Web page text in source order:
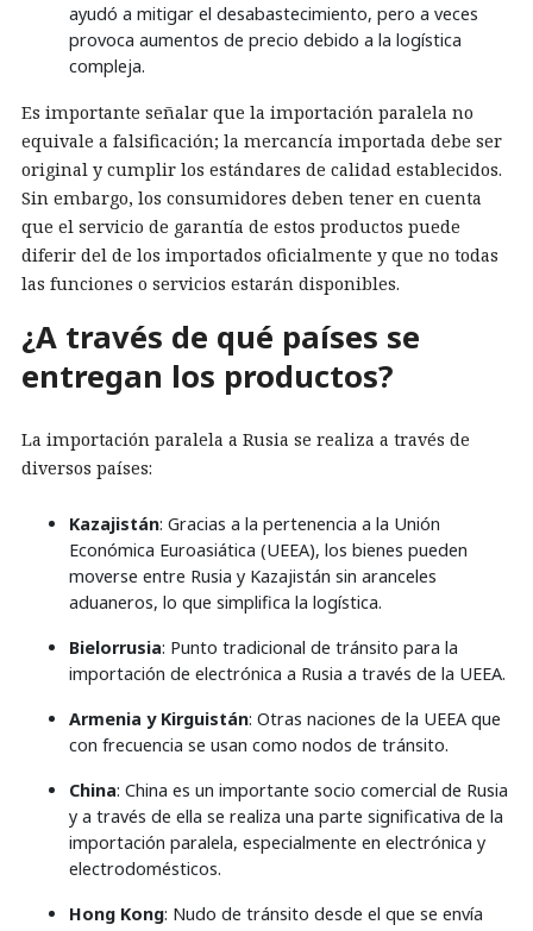
ayudó a mitigar el desabastecimiento, pero a veces
provoca aumentos de precio debido a la logística
compleja.
Es importante señalar que la importación paralela no
equivale a falsificación; la mercancía importada debe ser
original y cumplir los estándares de calidad establecidos.
Sin embargo, los consumidores deben tener en cuenta
que el servicio de garantía de estos productos puede
diferir del de los importados oficialmente y que no todas
las funciones o servicios estarán disponibles.
¿A través de qué países se
entregan los productos?
La importación paralela a Rusia se realiza a través de
diversos países:
Kazajistán: Gracias a la pertenencia a la Unión
Económica Euroasiática (UEEA), los bienes pueden
moverse entre Rusia y Kazajistán sin aranceles
aduaneros, lo que simplifica la logística.
Bielorrusia: Punto tradicional de tránsito para la
importación de electrónica a Rusia a través de la UEEA.
Armenia y Kirguistán: Otras naciones de la UEEA que
con frecuencia se usan como nodos de tránsito.
China: China es un importante socio comercial de Rusia
y a través de ella se realiza una parte significativa de la
importación paralela, especialmente en electrónica y
electrodomésticos.
Hong Kong: Nudo de tránsito desde el que se envía